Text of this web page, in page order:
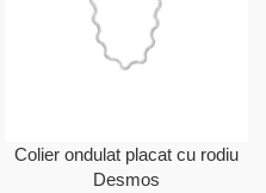
Colier ondulat placat cu rodiu
Desmos